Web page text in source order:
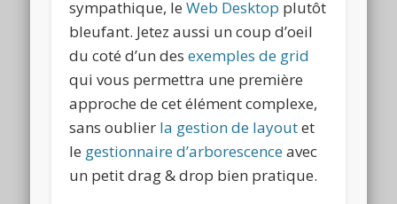
sympathique, leWeb Desktop plutôt
bleufant. Jetez aussi un coup d’oeil
du coté d’un desexemples de grid
qui vous permettra une première
approche de cet élément complexe,
sans oublier la gestion de layoutet
le gestionnaire d’arborescenceavec
un petit drag & drop bien pratique.